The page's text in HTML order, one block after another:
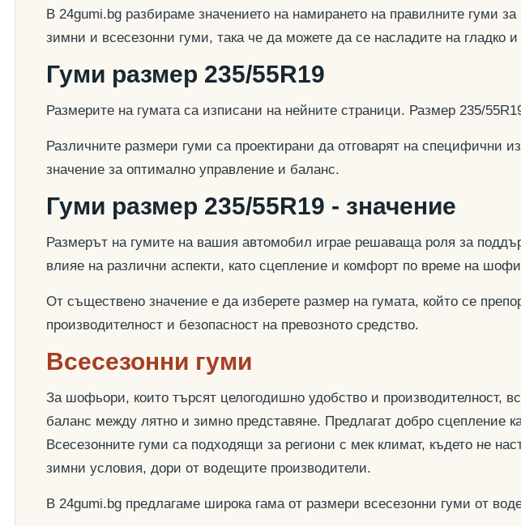
В 24gumi.bg разбираме значението на намирането на правилните гуми
зимни и всесезонни гуми, така че да можете да се насладите на гладко
Гуми размер 235/55R19
Размерите на гумата са изписани на нейните страници. Размер 235/
Различните размери гуми са проектирани да отговарят на специфични
значение за оптимално управление и баланс.
Гуми размер 235/55R19 - значение
Размерът на гумите на вашия автомобил играе решаваща роля за
влияе на различни аспекти, като сцепление и комфорт по време на
От съществено значение е да изберете размер на гумата, който се
производителност и безопасност на превозното средство.
Всесезонни гуми
За шофьори, които търсят целогодишно удобство и производителност,
баланс между лятно и зимно представяне. Предлагат добро сцепление
Всесезонните гуми са подходящи за региони с мек климат, където не
зимни условия, дори от водещите производители.
В 24gumi.bg предлагаме широка гама от размери всесезонни гуми от